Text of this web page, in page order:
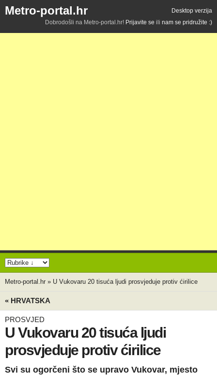
Metro-portal.hr
Desktop verzija
Dobrodošli na Metro-portal.hr! Prijavite se ili nam se pridružite :)
Metro-portal.hr » U Vukovaru 20 tisuća ljudi prosvjeduje protiv ćirilice
« HRVATSKA
PROSVJED
U Vukovaru 20 tisuća ljudi
prosvjeduje protiv ćirilice
Svi su ogorčeni što se upravo Vukovar, mjesto